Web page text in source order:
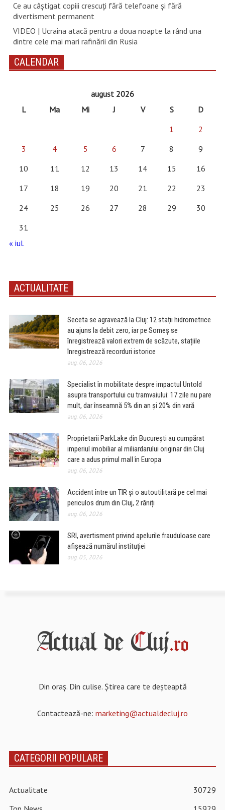
Ce au câștigat copiii crescuți fără telefoane și fără
divertisment permanent
VIDEO | Ucraina atacă pentru a doua noapte la rând una
dintre cele mai mari rafinării din Rusia
CALENDAR
august 2026
L
Ma Mi J V S
D
1
2
3
4 5 6 7 8
9
10
11 12 13 14 15
16
17
18 19 20 21 22
23
24
25 26 27 28 29
30
31
« iul.
ACTUALITATE
Seceta se agravează la Cluj: 12 stații hidrometrice
au ajuns la debit zero, iar pe Someș se
înregistrează valori extrem de scăzute, stațiile
înregistrează recorduri istorice
aug. 06, 2026
Specialist în mobilitate despre impactul Untold
asupra transportului cu tramvaiului: 17 zile nu pare
mult, dar înseamnă 5% din an și 20% din vară
aug. 06, 2026
Proprietarii ParkLake din București au cumpărat
imperiul imobiliar al miliardarului originar din Cluj
care a adus primul mall în Europa
aug. 06, 2026
Accident între un TIR și o autoutilitară pe cel mai
periculos drum din Cluj, 2 răniți
aug. 06, 2026
SRI, avertisment privind apelurile frauduloase care
afișează numărul instituției
aug. 05, 2026
Din oraș. Din culise. Știrea care te deșteaptă
Contactează-ne: marketing@actualdecluj.ro
CATEGORII POPULARE
Actualitate
30729